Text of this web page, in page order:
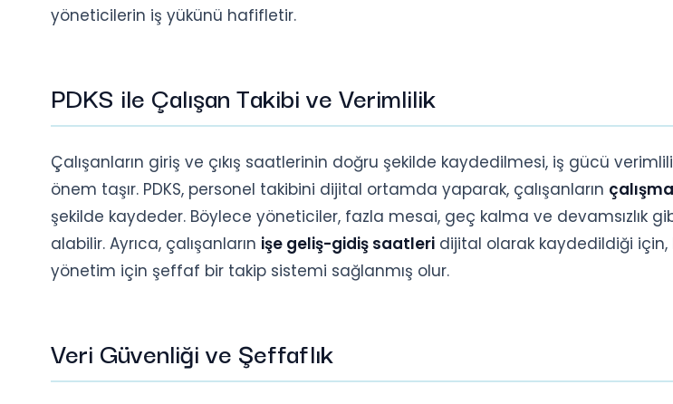
yöneticilerin iş yükünü hafifletir.
PDKS ile Çalışan Takibi ve Verimlilik
Çalışanların giriş ve çıkış saatlerinin doğru şekilde kaydedilmesi, iş gücü
önem taşır. PDKS, personel takibini dijital ortamda yaparak, çalışanların
şekilde kaydeder. Böylece yöneticiler, fazla mesai, geç kalma ve devamsızlık
alabilir. Ayrıca, çalışanların işe geliş-gidiş saatleri dijital olarak kaydedildiği
yönetim için şeffaf bir takip sistemi sağlanmış olur.
Veri Güvenliği ve Şeffaflık